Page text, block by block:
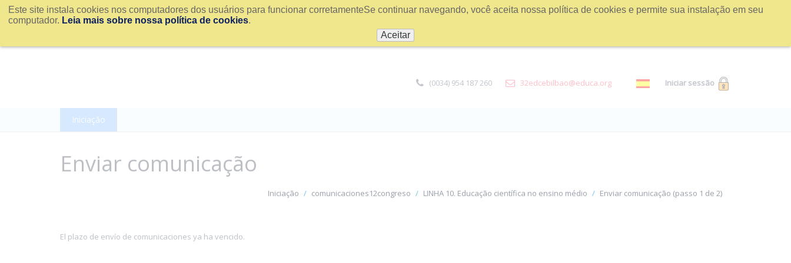
Este site instala cookies nos computadores dos usuários para funcionar corretamenteSe continuar navegando, você aceita nossa política de cookies e permite sua instalação em seu
computador. Leia mais sobre nossa política de cookies.
Aceitar
(0034) 954 187 260 32edcebilbao@educa.org Iniciar sessão
Iniciação
Enviar comunicação
Iniciação comunicaciones12congreso LINHA 10. Educação científica no ensino médio Enviar comunicação (passo 1 de 2)
El plazo de envío de comunicaciones ya ha vencido.